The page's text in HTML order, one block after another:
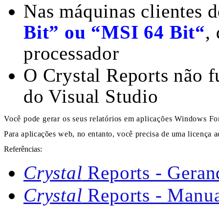
Nas máquinas clientes
Bit” ou “MSI 64 Bit“,
processador
O Crystal Reports não
do Visual Studio
Você pode gerar os seus relatórios em aplicações Windows
Para aplicações web, no entanto, você precisa de uma licença
Referências:
Crystal Reports -
Crystal Reports -